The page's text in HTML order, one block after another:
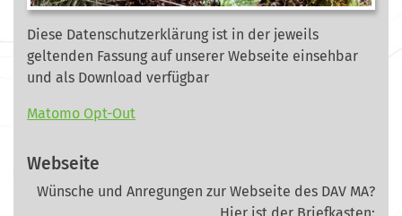
Diese Datenschutzerklärung ist in der jeweils
geltenden Fassung auf unserer Webseite einsehbar
und als Download verfügbar
Matomo Opt-Out
Webseite
Wünsche und Anregungen zur Webseite des DAV MA?